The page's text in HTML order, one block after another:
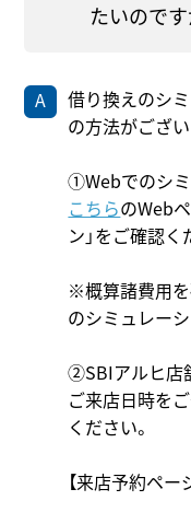
たいのです
借り換えのシ
の方法がござい
①Webでのシ
こちらのWeb
ン」をご確認く
※概算諸費用
のシミュレー
②SBIアルヒ店
ご来店日時を
ください。
【来店予約ペー